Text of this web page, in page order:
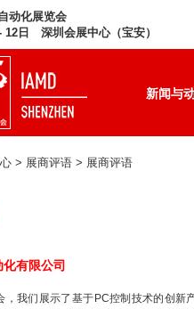
动化展览会
12日 深圳会展中心（宝安）
新闻与
> 展商评语 > 展商评语
有限公司
，我们展示了基于PC控制技术的创新